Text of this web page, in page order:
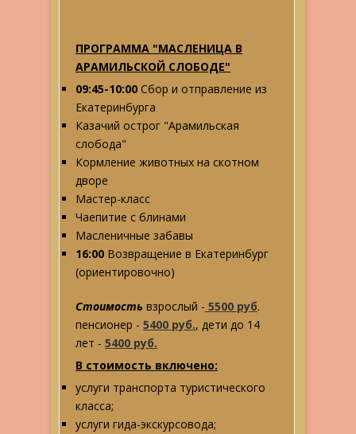
ПРОГРАММА "МАСЛЕНИЦА В
АРАМИЛЬСКОЙ СЛОБОДЕ"
09:45-10:00 Сбор и отправление из
Екатеринбурга
Казачий острог "Арамильская
слобода"
Кормление животных на скотном
дворе
Мастер-класс
Чаепитие с блинами
Масленичные забавы
16:00 Возвращение в Екатеринбург
(ориентировочно)
Стоимость взрослый - 5500 руб.
пенсионер - 5400 руб., дети до 14
лет - 5400 руб.
В стоимость включено:
услуги транспорта туристического
класса;
услуги гида-экскурсовода;